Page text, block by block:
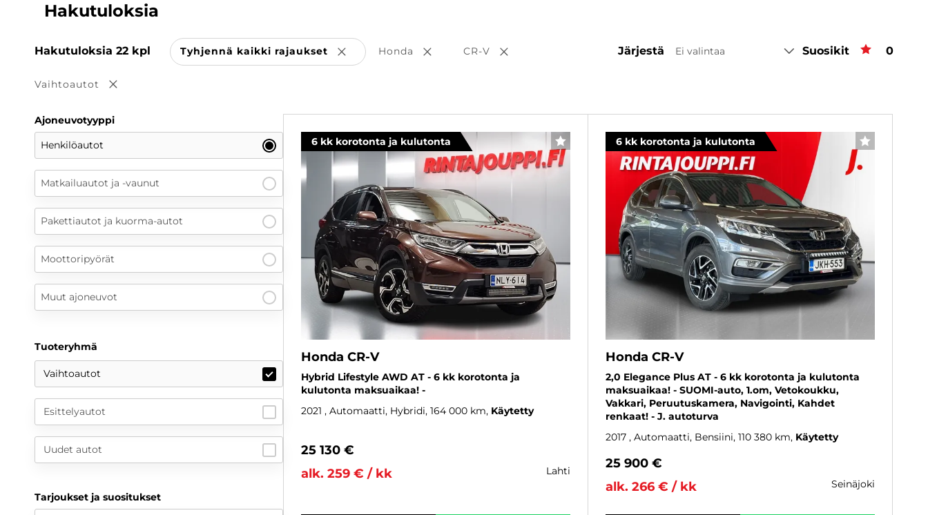
Hakutuloksia
Hakutuloksia 22 kpl Tyhjennä kaikki rajaukset Poista valinta
Honda Poista valinta
CR-V Poista valinta
Vaihtoautot Poista valinta
Järjestä Ei valintaa Suosikit 0
Ajoneuvotyyppi
Henkilöautot
Matkailuautot ja -vaunut
Pakettiautot ja kuorma-autot
Moottoripyörät
Muut ajoneuvot
Tuoteryhmä
Vaihtoautot
Esittelyautot
Uudet autot
Tarjoukset ja suositukset
6 kk korotonta ja kulutonta SUOSIKKI
Honda CR-V
Hybrid Lifestyle AWD AT - 6 kk korotonta ja
kulutonta maksuaikaa! -
2021 , Automaatti, Hybridi, 164 000 km Käytetty
25 130 €
alk. 259 € / kk
lahti
6 kk korotonta ja kulutonta SUOSIKKI
Honda CR-V
2,0 Elegance Plus AT - 6 kk korotonta ja kulutonta
maksuaikaa! - SUOMI-auto, 1.om, Vetokoukku,
Vakkari, Peruutuskamera, Navigointi, Kahdet
renkaat! - J. autoturva
2017 , Automaatti, Bensiini, 110 380 km Käytetty
25 900 €
alk. 266 € / kk
seinäjoki